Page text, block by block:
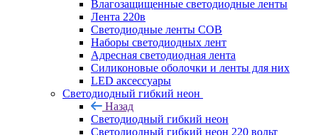
Влагозащищенные светодиодные ленты
Лента 220в
Светодиодные ленты COB
Наборы светодиодных лент
Адресная светодиодная лента
Силиконовые оболочки и ленты для них
LED аксессуары
Светодиодный гибкий неон
Назад
Светодиодный гибкий неон
Светодиодный гибкий неон 220 вольт